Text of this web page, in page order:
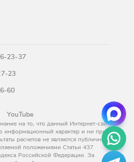
23-37
23
60
YouTube
на то, что данный Интернет-сайт
информационный характер и ни при
расчетов не являются публичной
положениями Статьи 437
Российской Федерации. За